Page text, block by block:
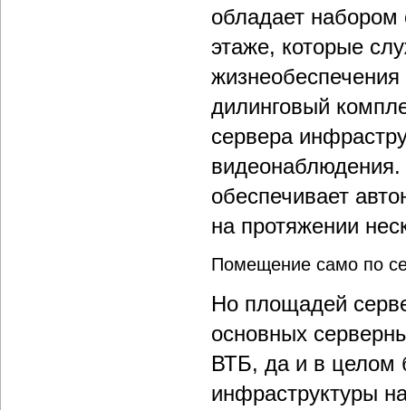
обладает набором
этаже, которые
дилинговый
сервера
обеспечивает
на протяжении
Помещение само по
Но площадей
основных
ВТБ, да и в целом
инфраструктуры